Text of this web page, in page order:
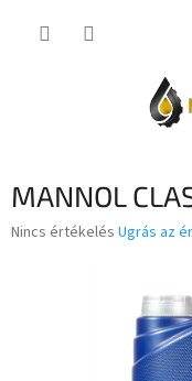
MANNOL
A
Nincs értékelés Ugrás az